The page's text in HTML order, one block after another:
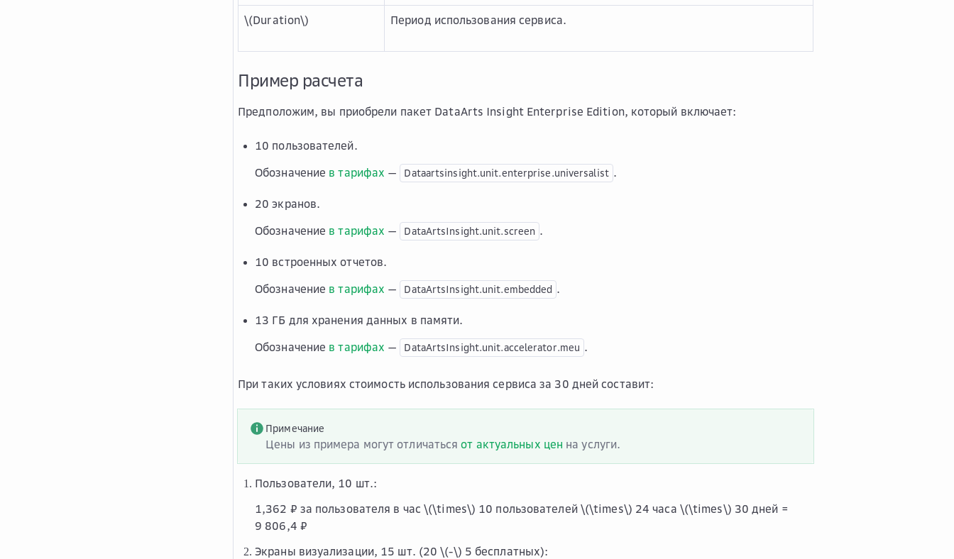
\(Duration\) Период использования сервиса.
Пример расчета
Предположим, вы приобрели пакет DataArts Insight Enterprise Edition, который включает:
10 пользователей.
Обозначение в тарифах — Dataartsinsight.unit.enterprise.universalist .
20 экранов.
Обозначение в тарифах — DataArtsInsight.unit.screen .
10 встроенных отчетов.
Обозначение в тарифах — DataArtsInsight.unit.embedded .
13 ГБ для хранения данных в памяти.
Обозначение в тарифах — DataArtsInsight.unit.accelerator.meu .
При таких условиях стоимость использования сервиса за 30 дней составит:
Примечание
Цены из примера могут отличатьсяот актуальных цен на услуги.
Пользователи, 10 шт.:
1,362 ₽ за пользователя в час\(\times\) 10 пользователей \(\times\) 24 часа \(\times\) 30 дней =
9 806,4 ₽
Экраны визуализации, 15 шт. (20\(-\) 5 бесплатных):